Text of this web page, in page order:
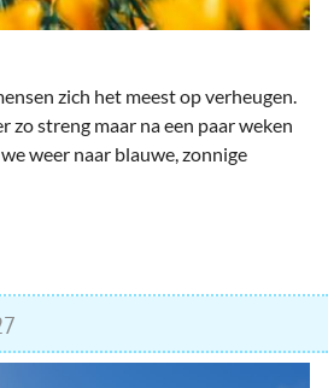
zich het meest op verheugen.
zo streng maar na een paar weken
weer naar blauwe, zonnige